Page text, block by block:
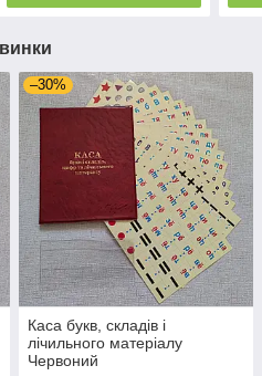
–30%
Каса букв, складів і
лічильного матеріалу
Червоний